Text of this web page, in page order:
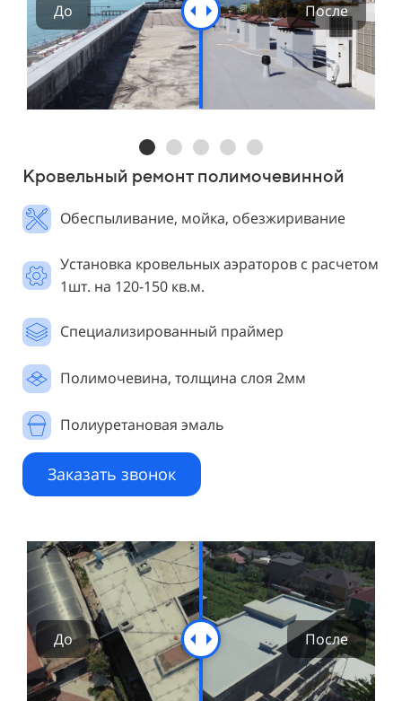
Кровельный ремонт полимочевинной
Обеспыливание, мойка, обезжиривание
Установка кровельных аэраторов с расчетом
1шт. на 120-150 кв.м.
Специализированный праймер
Полимочевина, толщина слоя 2мм
Полиуретановая эмаль
Заказать звонок